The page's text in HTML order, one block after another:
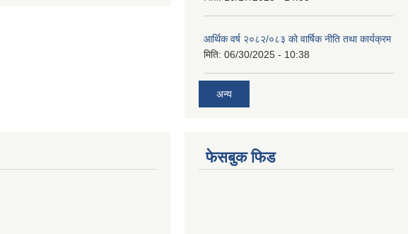
आर्थिक वर्ष २०८२/०८३ को वार्षिक नीति तथा कार्यक्रम
मिति: 06/30/2025 - 10:38
अन्य
फेसबुक फिड